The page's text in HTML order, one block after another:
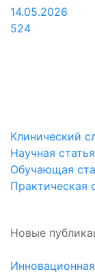
14.05.2026
524
Клинический
Научная
Обучающая
Практическая
Новые